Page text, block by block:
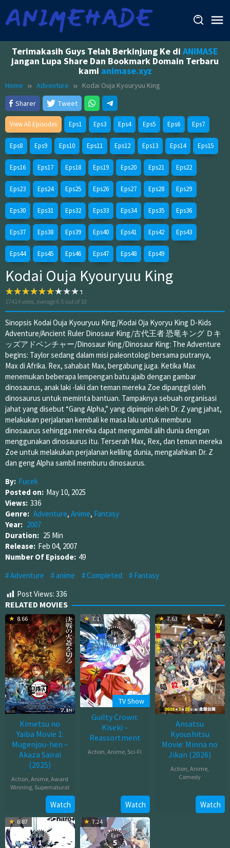
content
Terimakasih Guys Telah Berkinjung Ke di ANIMASE
jangan Lupa Share Dan Bookmark Domain Terbaru
kami animase.xyz
Home Adventure
Kodai Ouja Kyouryuu King
Sharer
Tweet
View All Episodes Eps1 Eps3 Eps4 Eps5 Eps6 Eps7
Eps8 Eps9 Eps10 Eps11 Eps12 Eps13 Eps14 Eps15
Eps16 Eps17 Eps18 Eps19 Eps20 Eps21 Eps22
Eps23 Eps24 Eps25 Eps26 Eps27 Eps28 Eps29
Eps30 Eps31 Eps32 Eps33 Eps34 Eps35 Eps36
Eps37 Eps38 Eps39 Eps40 Eps41 Eps42 Eps43
Eps44 Eps45 Eps46 Eps47 Eps48 Eps49
Kodai Ouja Kyouryuu King
17414votes, average6.5 out of 10
Sinopsis Kodai Ouja Kyouryuu King/Kodai Oja Kyoryu King D-Kids
Adventure/Ancient Ruler Dinosaur King/古代王者 恐竜キング Ｄキ
ッズアドベンチャー/Dinosaur King/Dinosaur King: The Adventure
begins: Taylor sedang dalam misi paleontologi bersama putranya,
Max di Afrika. Rex, sahabat Max, bergabung juga. Ketika Max
menemukan beberapa lempengan batu ajaib dengan gambar
dinosaurus, anak laki -laki dan teman mereka Zoe dipanggil oleh
dinosaurus untuk meminta bantuan. Tampaknya sebuah organisasi
jahat yang disebut “Gang Alpha,” yang dipimpin oleh Dr. Z yang jahat,
melakukan perjalanan kembali ke masa lalu untuk memburu
dinosaurus sehingga mereka dapat mengambil alih dunia dengan
menggunakan dinosaurus itu. Terserah Max, Rex, dan teman mereka
Zoe untuk melakukan perjalanan keliling dunia, mengalahkan Dr. Z
dan geng Alpha sambil memburu dinosaurus.
By: Fucek
Posted on: May 10, 2025
Views: 336
Genre: Adventure, Anime, Fantasy
Year: 2007
Duration: 25 Min
Release: Feb 04, 2007
Number Of Episode: 49
Adventure
anime Completed
Fantasy
Post Views: 336
RELATED MOVIES
8.66
Kimetsu no
Yaiba Movie 1:
Mugenjou-hen –
Akaza Sairai
(2025)
Action ,Anime ,Award
Winning Supernatural
18,
2025
Watch
7.1
Eps:
1
TV Show
Guilty Crown:
Kiseki –
Reassortment
Action,Anime, Sci-Fi
Watch
7.63
Ansatsu
Kyoushitsu
Movie: Minna no
Jikan (2026)
Action ,Anime
Comedy
Mar
2026
Watch
6.87
Eps:
1
7.24
Eps:
5